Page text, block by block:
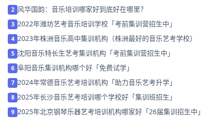
2 风华国韵：音乐培训哪家好到底好在哪里？
3 2022年潍坊艺考音乐培训学校「考前集训营招生中」
4 2023年株洲音乐高中集训机构（株洲最好的音乐艺考学校）
5 沈阳音乐特长生艺考集训机构「考前集训营招生中」
6 阜阳音乐集训机构哪个好「免费试学」
7 2024年常德音乐艺考培训机构「助力音乐艺考升学」
8 2025年长沙音乐艺考培训哪个学校好「集训班招生」
9 2025年北京钢琴乐器艺考培训机构哪家好「26届集训招生中」